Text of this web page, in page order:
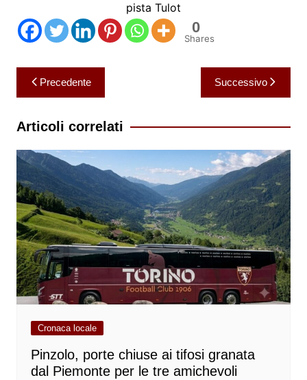
pista Tulot
0
Shares
Navigazione
articoli
Precedente Successivo
Articoli correlati
Cronaca locale
Pinzolo, porte chiuse ai tifosi granata
dal Piemonte per le tre amichevoli